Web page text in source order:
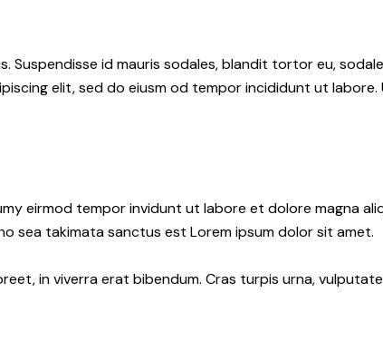
Suspendisse id mauris sodales, blandit tortor eu,
elit, sed do eiusm od tempor incididunt ut
eirmod tempor invidunt ut labore et dolore magna
sea takimata sanctus est Lorem ipsum dolor sit amet.
in viverra erat bibendum. Cras turpis urna,